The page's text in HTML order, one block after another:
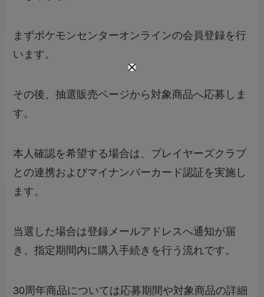
まずポケモンセンターオンラインの会員登録を行
います。
その後、抽選販売ページから対象商品へ応募しま
す。
本人確認を希望する場合は、プレイヤーズクラブ
との連携およびマイナンバーカード認証を実施し
ます。
当選した場合は登録メールアドレスへ通知が届
き、指定期間内に購入手続きを行う流れです。
30周年商品については応募期間や対象商品の詳細